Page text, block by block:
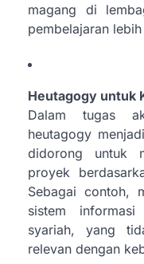
magang di
pembelajaran
Heutagogy untuk
Dalam tugas
heutagogy
didorong untuk
proyek
Sebagai contoh,
sistem informasi
syariah, yang
relevan dengan